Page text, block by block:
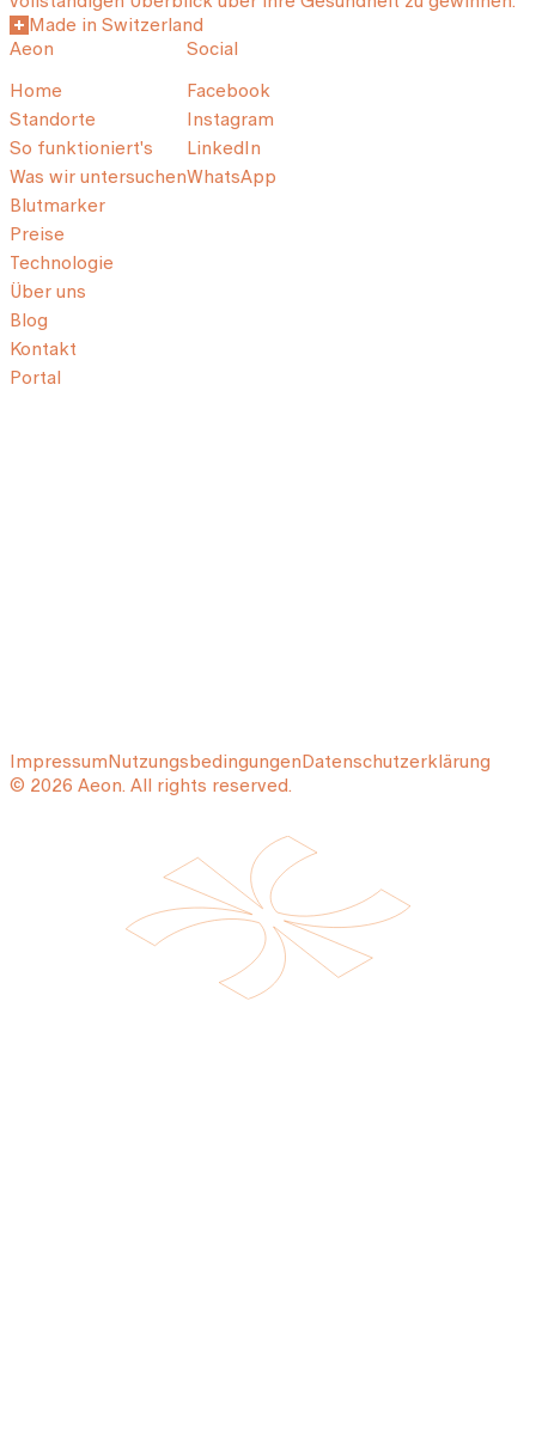
Made in Switzerland
Aeon
Home
Standorte
So funktioniert's
Was wir untersuchen
Blutmarker
Preise
Technologie
Über uns
Blog
Kontakt
Portal
Social
Facebook
Instagram
LinkedIn
WhatsApp
ImpressumNutzungsbedingungenDatenschutzerklärung
© 2026 Aeon. All rights reserved.